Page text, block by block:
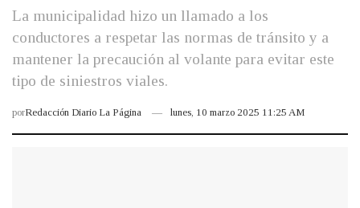
La municipalidad hizo un llamado a los
conductores a respetar las normas de tránsito y a
mantener la precaución al volante para evitar este
tipo de siniestros viales.
porRedacción Diario La Página lunes, 10 marzo 2025 11:25 AM